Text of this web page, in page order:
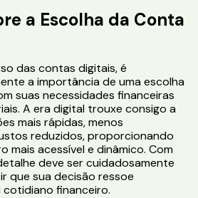
a Escolha da Conta
das contas digitais, é
a importância de uma escolha
suas necessidades financeiras
A era digital trouxe consigo a
mais rápidas, menos
reduzidos, proporcionando
mais acessível e dinâmico. Com
deve ser cuidadosamente
que sua decisão ressoe
financeiro.